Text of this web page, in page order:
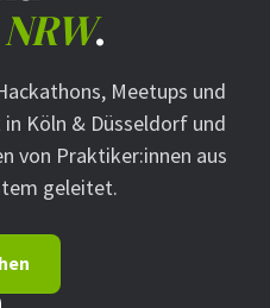
.
Meetups und
Köln & Düsseldorf und
von Praktiker:innen aus
geleitet.